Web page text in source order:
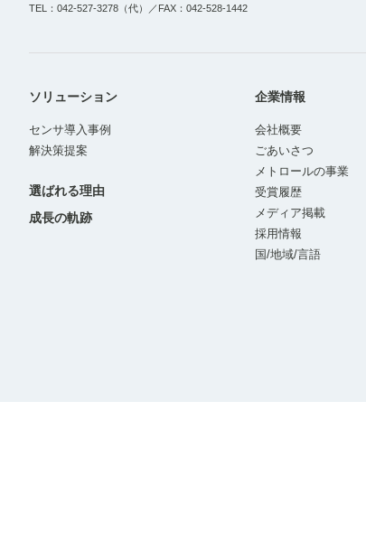
TEL：042-527-3278（代）／FAX：042-528-1442
ソリューション
センサ導入事例
解決策提案
選ばれる理由
成長の軌跡
企業情報
会社概要
ごあいさつ
メトロールの事業
受賞履歴
メディア掲載
採用情報
国/地域/言語